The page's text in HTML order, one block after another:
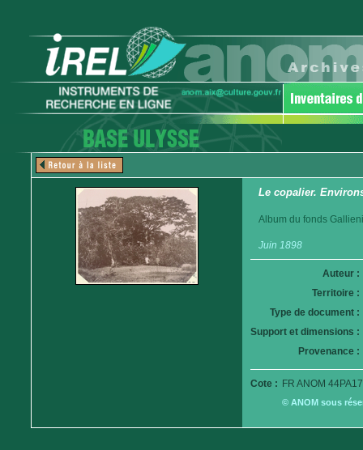
Le copalier.
Album du fonds
Juin 1898
Auteur :
Territoire :
Type de document :
Support et dimensions :
Provenance :
Cote : FR ANOM
© ANOM sous